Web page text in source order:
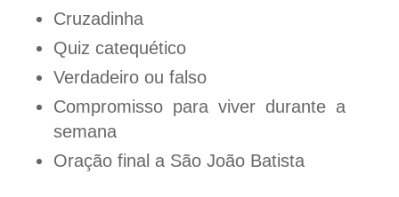
Cruzadinha
Quiz catequético
Verdadeiro ou falso
Compromisso para viver durante a
semana
Oração final a São João Batista